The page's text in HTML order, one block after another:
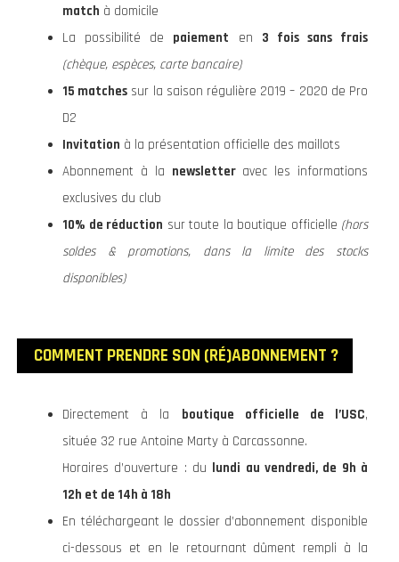
match à domicile
La possibilité de paiement en 3 fois sans frais
(chèque, espèces, carte bancaire)
15 matches sur la saison régulière 2019 – 2020 de Pro
D2
Invitation à la présentation officielle des maillots
Abonnement à la newsletteravec les informations
exclusives du club
10% de réduction sur toute la boutique officielle (hors
soldes & promotions, dans la limite des stocks
disponibles)
COMMENT PRENDRE SON (RÉ)ABONNEMENT ?
Directement à la boutique officielle de l’USC,
située 32 rue Antoine Marty à Carcassonne.
Horaires d’ouverture : du lundi au vendredi, de 9h à
12h et de 14h à 18h
En téléchargeant le dossier d’abonnement disponible
ci-dessous et en le retournant dûment rempli à la